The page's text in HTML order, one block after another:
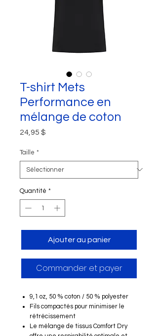
T-shirt Mets
Performance en
mélange de coton
24,95 $
Taille *
Quantité *
Ajouter au panier
Commander et payer
9,1 oz, 50 % coton / 50 % polyester
Fils compactés pour minimiser le
rétrécissement
Le mélange de tissus Comfort Dry